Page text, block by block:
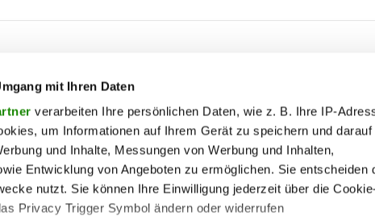
mit Ihren Daten
verarbeiten Ihre persönlichen Daten, wie z. B. Ihre IP-
um Informationen auf Ihrem Gerät zu speichern und
und Inhalte, Messungen von Werbung und Inhalten,
Entwicklung von Angeboten zu ermöglichen. Sie entscheiden
nutzt. Sie können Ihre Einwilligung jederzeit über die
Privacy Trigger Symbol ändern oder widerrufen
politik
reise
society
sport
unterhaltung
wohnen